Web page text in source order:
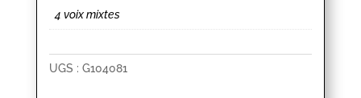
4 voix mixtes
UGS : G104081